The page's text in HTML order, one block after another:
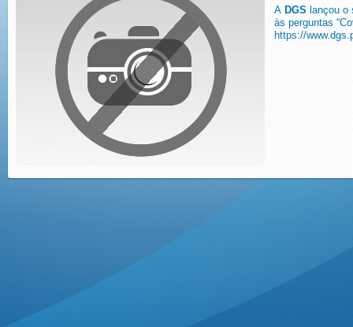
A DGS lançou
às perguntas
https://